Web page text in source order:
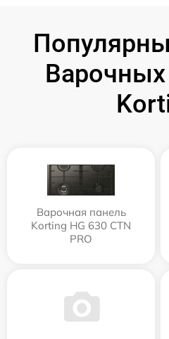
Варочная панель
Korting HG 630 CTN
PRO